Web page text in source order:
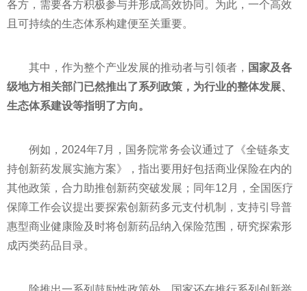
各方，需要各方积极参与并形成高效协同。为此，一个高效
且可持续的生态体系构建便至关重要。
其中，作为整个产业发展的推动者与引领者， 国家及各
级地方相关部门已然推出了系列政策，为行业的整体发展、
生态体系建设等指明了方向。
例如，2024年7月，国务院常务会议通过了《全链条支
持创新药发展实施方案》，指出要用好包括商业保险在内的
其他政策，合力助推创新药突破发展；同年12月，全国医疗
保障工作会议提出要探索创新药多元支付机制，支持引导普
惠型商业健康险及时将创新药品纳入保险范围，研究探索形
成丙类药品目录。